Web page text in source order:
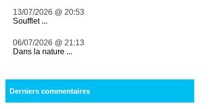
13/07/2026 @ 20:53
Soufflet ...
06/07/2026 @ 21:13
Dans la nature ...
Derniers commentaires